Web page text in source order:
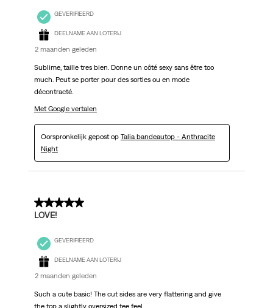
GEVERIFIEERD
DEELNAME AAN LOTERIJ
2 maanden geleden
Sublime, taille tres bien. Donne un côté sexy sans être too
much. Peut se porter pour des sorties ou en mode
décontracté.
Met Google vertalen
Oorspronkelijk gepost op Talia bandeautop - Anthracite
Night
5 van 5 sterren.
LOVE!
GEVERIFIEERD
DEELNAME AAN LOTERIJ
2 maanden geleden
Such a cute basic! The cut sides are very flattering and give
the top a slightly oversized tee feel.